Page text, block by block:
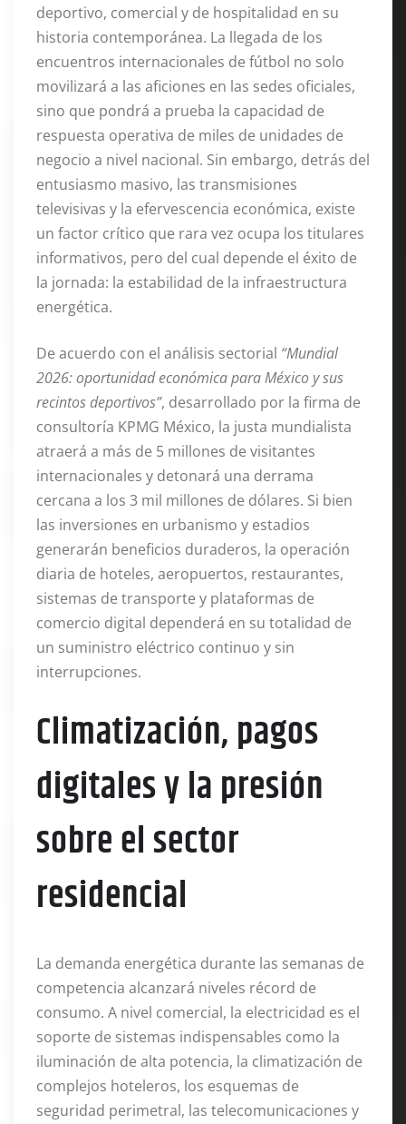
deportivo, comercial y de hospitalidad en su
historia contemporánea. La llegada de los
encuentros internacionales de fútbol no solo
movilizará a las aficiones en las sedes oficiales,
sino que pondrá a prueba la capacidad de
respuesta operativa de miles de unidades de
negocio a nivel nacional. Sin embargo, detrás del
entusiasmo masivo, las transmisiones
televisivas y la efervescencia económica, existe
un factor crítico que rara vez ocupa los titulares
informativos, pero del cual depende el éxito de
la jornada: la estabilidad de la infraestructura
energética.
De acuerdo con el análisis sectorial “Mundial
2026: oportunidad económica para México y sus
recintos deportivos”, desarrollado por la firma de
consultoría KPMG México, la justa mundialista
atraerá a más de 5 millones de visitantes
internacionales y detonará una derrama
cercana a los 3 mil millones de dólares. Si bien
las inversiones en urbanismo y estadios
generarán beneficios duraderos, la operación
diaria de hoteles, aeropuertos, restaurantes,
sistemas de transporte y plataformas de
comercio digital dependerá en su totalidad de
un suministro eléctrico continuo y sin
interrupciones.
Climatización, pagos
digitales y la presión
sobre el sector
residencial
La demanda energética durante las semanas de
competencia alcanzará niveles récord de
consumo. A nivel comercial, la electricidad es el
soporte de sistemas indispensables como la
iluminación de alta potencia, la climatización de
complejos hoteleros, los esquemas de
seguridad perimetral, las telecomunicaciones y